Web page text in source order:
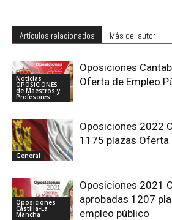
Artículos relacionados Más del autor
Noticias
OPOSICIONES
de Maestros y
Profesores
Oposiciones
Oferta de Empleo
General
Oposiciones 2022
1175 plazas Oferta
Oposiciones
Castilla-La
Mancha
Oposiciones 2021
aprobadas 1207
empleo público